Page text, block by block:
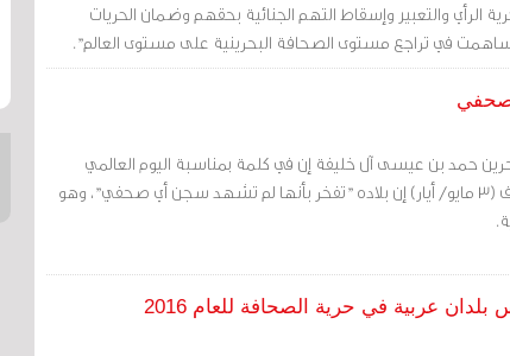
الرأي والتعبير وإسقاط التهم الجنائية بحقهم وضمان الحريات
ساهمت في تراجع مستوى الصحافة البحرينية على مستوى العالم".
صحفي
حمد بن عيسى آل خليفة إن في كلمة بمناسبة اليوم العالمي
لحرية الصحافة الذي يصادف (3 مايو/ أيار) إن بلاده "تفخر بأنها لم تشهد سجن أي صحفي"، وهو
عربية في حرية الصحافة للعام 2016